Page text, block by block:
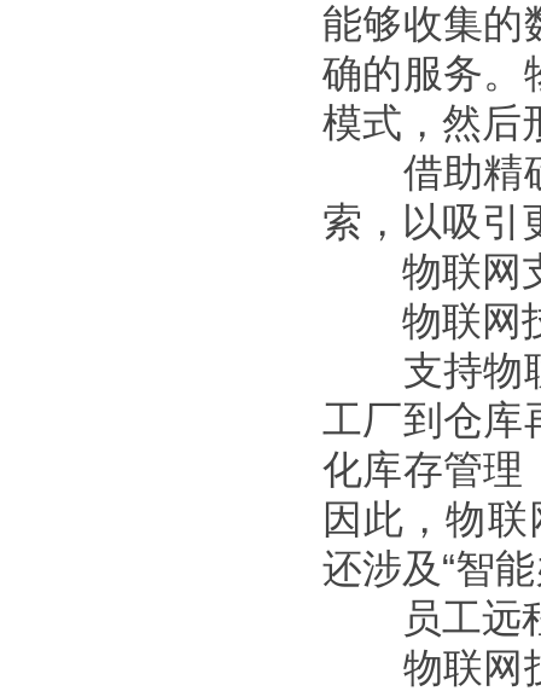
能够收集的
确的服务。
模式，然后
借助精确
索，以吸引
物联网支
物联网技
支持物联
工厂到仓库
化库存管理
因此，物联
还涉及“智
员工远
物联网技